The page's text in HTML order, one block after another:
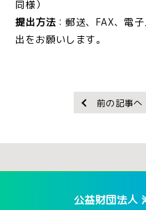
同様）
提出方法 ：郵送、FAX、電
出をお願いします。
前の記事へ
公益財団法人